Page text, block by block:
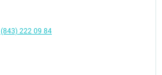
(843) 222 09 84